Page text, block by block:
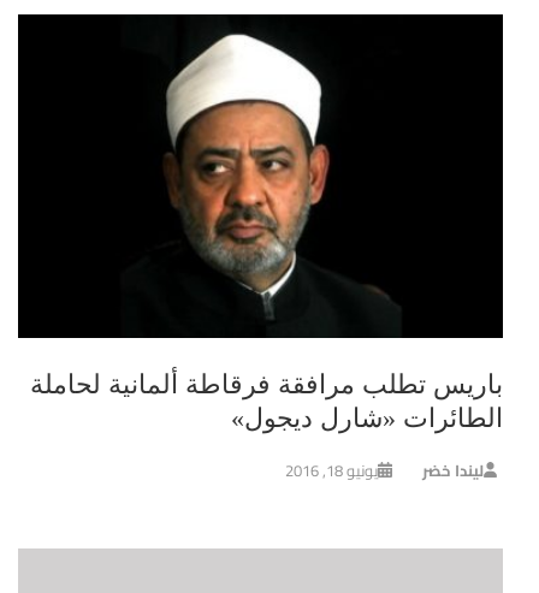
باريس تطلب مرافقة فرقاطة ألمانية لحاملة
الطائرات «شارل ديجول»
ليندا خضر يونيو 18, 2016